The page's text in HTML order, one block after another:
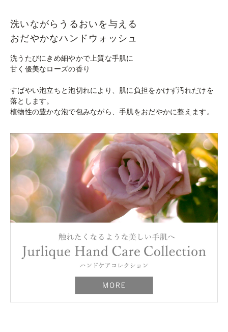
洗いながらうるおいを与える
おだやかなハンドウォッシュ
洗うたびにきめ細やかで上質な手肌に
甘く優美なローズの香り
すばやい泡立ちと泡切れにより、肌に負担をかけず汚れだけを
落とします。
植物性の豊かな泡で包みながら、手肌をおだやかに整えます。